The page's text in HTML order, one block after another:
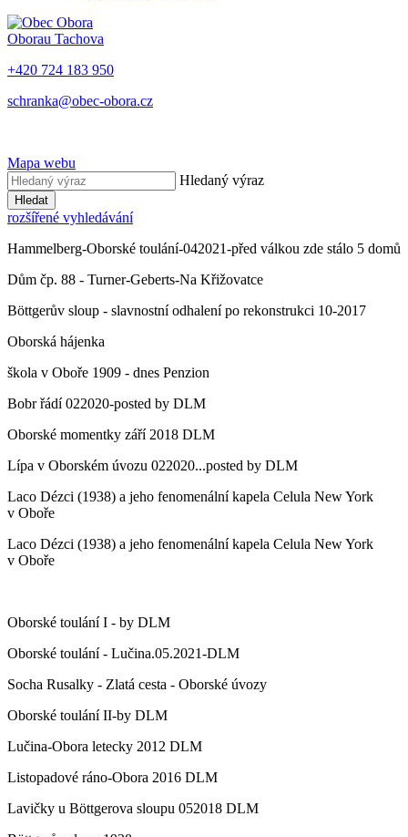
Oborau Tachova
+420 724 183 950
schranka@obec-obora.cz
Mapa webu
Hledaný výraz
Hledat
rozšířené vyhledávání
Hammelberg-Oborské toulání-042021-před válkou zde stálo 5 domů
Dům čp. 88 - Turner-Geberts-Na Křižovatce
Böttgerův sloup - slavnostní odhalení po rekonstrukci 10-2017
Oborská hájenka
škola v Oboře 1909 - dnes Penzion
Bobr řádí 022020-posted by DLM
Oborské momentky září 2018 DLM
Lípa v Oborském úvozu 022020...posted by DLM
Laco Dézci (1938) a jeho fenomenální kapela Celula New York
v Oboře
Laco Dézci (1938) a jeho fenomenální kapela Celula New York
v Oboře
Oborské toulání I - by DLM
Oborské toulání - Lučina.05.2021-DLM
Socha Rusalky - Zlatá cesta - Oborské úvozy
Oborské toulání II-by DLM
Lučina-Obora letecky 2012 DLM
Listopadové ráno-Obora 2016 DLM
Lavičky u Böttgerova sloupu 052018 DLM